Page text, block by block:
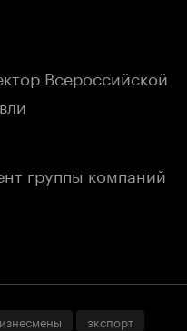
Всероссийской
группы компаний
экспорт